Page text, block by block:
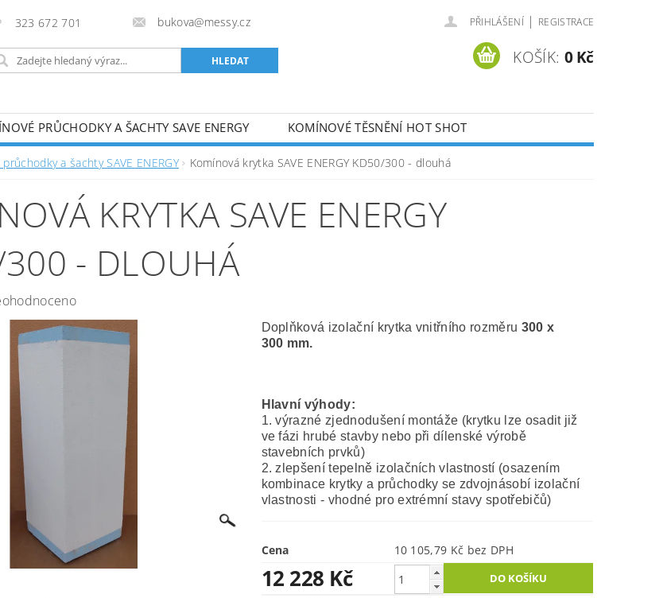
323 672 701 bukova@messy.cz PŘIHLÁŠENÍ | REGISTRACE
KOŠÍK: 0 Kč
PRŮCHODKY A ŠACHTY SAVE ENERGY
KOMÍNOVÉ TĚSNĚNÍ HOT SHOT
METODICKÉ PŘÍRUČKY OBCHODNÍ PODMÍNKY
KONTAKTY
a šachty SAVE ENERGY Komínová krytka SAVE ENERGY KD50/300 - dlouhá
KRYTKA SAVE ENERGY
- DLOUHÁ
Doplňková izolační krytka vnitřního rozměru 300 x
300 mm.
Hlavní výhody:
1. výrazné zjednodušení montáže (krytku lze osadit již
ve fázi hrubé stavby nebo při dílenské výrobě
stavebních prvků)
2. zlepšení tepelně izolačních vlastností (osazením
kombinace krytky a průchodky se zdvojnásobí izolační
vlastnosti - vhodné pro extrémní stavy spotřebičů)
Cena 10 105,79 Kč bez DPH
12 228 Kč